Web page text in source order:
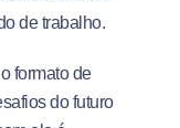
de trabalho.
formato de
do futuro